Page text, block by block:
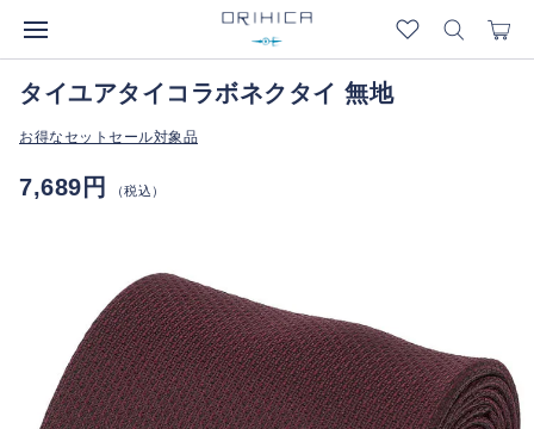
タイユアタイコラボネクタイ 無地
お得なセットセール対象品
7,689円 （税込）